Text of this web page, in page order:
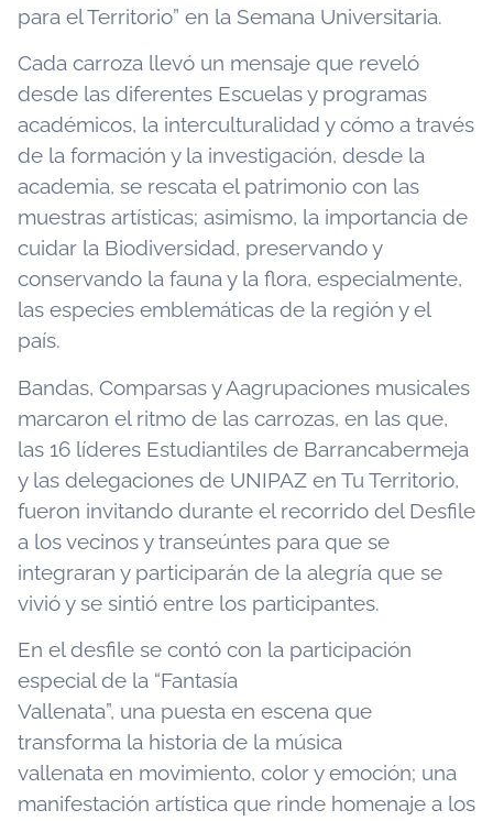
para el Territorio” en la Semana Universitaria.
Cada carroza llevó un mensaje que reveló
desde las diferentes Escuelas y programas
académicos, la interculturalidad y cómo a través
de la formación y la investigación, desde la
academia, se rescata el patrimonio con las
muestras artísticas; asimismo, la importancia de
cuidar la Biodiversidad, preservando y
conservando la fauna y la flora, especialmente,
las especies emblemáticas de la región y el
país.
Bandas, Comparsas y Aagrupaciones musicales
marcaron el ritmo de las carrozas, en las que,
las 16 líderes Estudiantiles de Barrancabermeja
y las delegaciones de UNIPAZ en Tu Territorio,
fueron invitando durante el recorrido del Desfile
a los vecinos y transeúntes para que se
integraran y participarán de la alegría que se
vivió y se sintió entre los participantes.
En el desfile se contó con la participación
especial de la “Fantasía
Vallenata”, una puesta en escena que
transforma la historia de la música
vallenata en movimiento, color y emoción; una
manifestación artística que rinde homenaje a los